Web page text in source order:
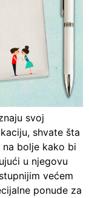
svoj
shvate šta
na bolje kako bi
u njegovu
većem
ponude za